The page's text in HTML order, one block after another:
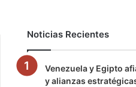
o
k
r
e
Noticias Recientes
Venezuela y Egipto
y alianzas